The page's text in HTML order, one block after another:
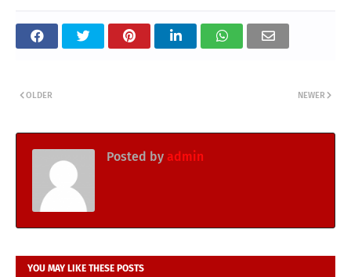
NEWER
OLDER
Posted by admin
YOU MAY LIKE THESE POSTS